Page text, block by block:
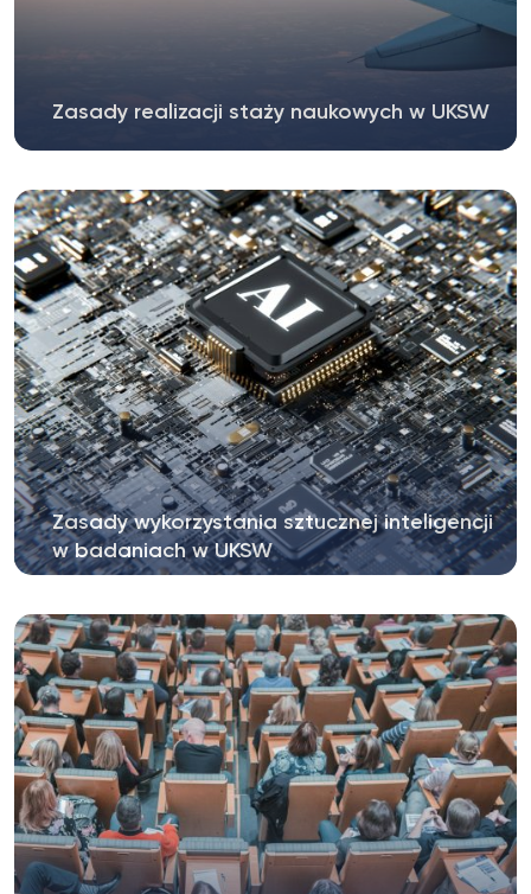
Zasady realizacji staży naukowych w UKSW
Zasady wykorzystania sztucznej inteligencji
w badaniach w UKSW